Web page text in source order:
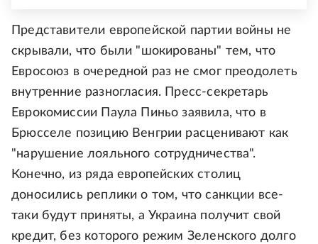
Представители европейской партии войны не
скрывали, что были "шокированы" тем, что
Евросоюз в очередной раз не смог преодолеть
внутренние разногласия. Пресс-секретарь
Еврокомиссии Паула Пиньо заявила, что в
Брюсселе позицию Венгрии расценивают как
"нарушение лояльного сотрудничества".
Конечно, из ряда европейских столиц
доносились реплики о том, что санкции все-
таки будут приняты, а Украина получит свой
кредит, без которого режим Зеленского долго